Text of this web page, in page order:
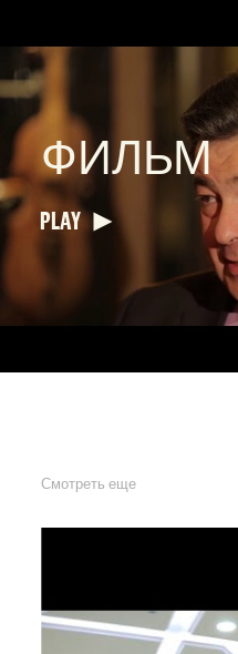
ФИЛЬМ
PLAY
Смотреть еще